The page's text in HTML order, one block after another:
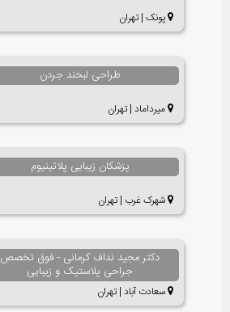
پونک | تهران
طراحی لبخند جردن
میرداماد | تهران
پزشکان زیبایی پلاتینیوم
شهرک غرب | تهران
دکتر مجید نداف کرمانی - فوق تخصص
جراحی پلاستیک و زیبایی
سعادت آباد | تهران